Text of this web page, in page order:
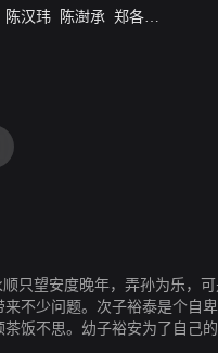
陈汉玮 陈澍承 郑各评
只望安度晚年，弄孙为乐，
不少问题。次子裕泰是个自
饭不思。幼子裕安为了自己